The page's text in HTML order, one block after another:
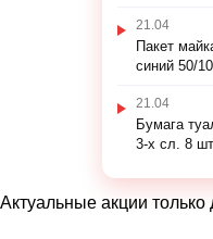
21.04
Пакет
синий 50/
21.04
Бумага
3-х сл. 8
Актуальные акции